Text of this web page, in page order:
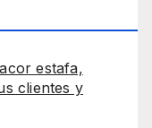
estafa,
clientes y